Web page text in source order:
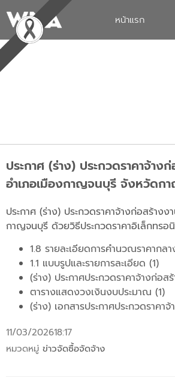
หน้าแรก
ประกาศ (ร่าง) ประกวดราคาจ้า
อำเภอเมืองกาญจนบุรี จังหวัดก
ประกาศ (ร่าง) ประกวดราคาจ้างก่อสร้า
กาญจนบุรี ด้วยวิธีประกวดราคาอิเล็กทร
1.8 รายละเอียดการคำนวณราคากล
1.1 แบบรูปและรายการละเอียด (1)
(ร่าง) ประกาศประกวดราคาจ้างก่
ตารางแสดงวงเงินงบประมาณ (1)
(ร่าง) เอกสารประกาศประกวดราค
11/03/202618:17
หมวดหมู่ ข่าวจัดซื้อจัดจ้าง